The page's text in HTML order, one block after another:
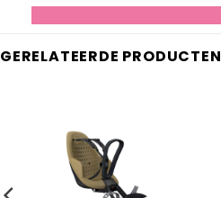
GERELATEERDE PRODUCTEN